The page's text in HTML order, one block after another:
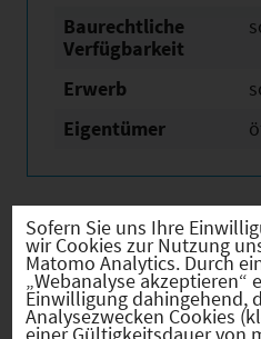
Baurechtliche
Verfügbarkeit
Erwerb
Eigentümer
Verkehr
Sofern Sie uns Ihre
wir Cookies zur Nutzung
Matomo Analytics. Durch
„Webanalyse akzeptieren“
Einwilligung dahingehend,
Analysezwecken Cookies